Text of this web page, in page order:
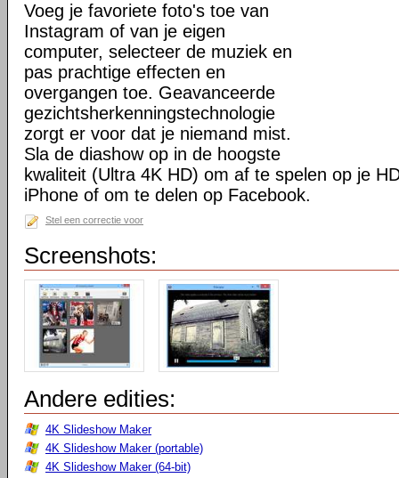
Voeg je favoriete foto's toe van
Instagram of van je eigen
computer, selecteer de muziek en
pas prachtige effecten en
overgangen toe. Geavanceerde
gezichtsherkenningstechnologie
zorgt er voor dat je niemand mist.
Sla de diashow op in de hoogste
kwaliteit (Ultra 4K HD) om af te spelen op je
iPhone of om te delen op Facebook.
Stel een correctie voor
Screenshots:
Andere edities:
4K Slideshow Maker
4K Slideshow Maker (portable)
4K Slideshow Maker (64-bit)